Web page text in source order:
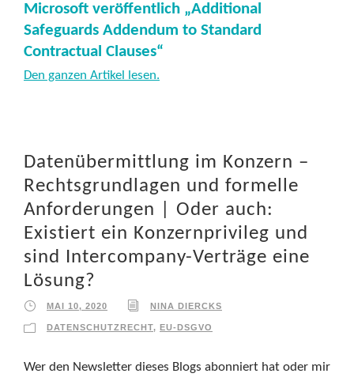
Microsoft veröffentlich „Additional
Safeguards Addendum to Standard
Contractual Clauses“
Den ganzen Artikel lesen.
Datenübermittlung im Konzern –
Rechtsgrundlagen und formelle
Anforderungen | Oder auch:
Existiert ein Konzernprivileg und
sind Intercompany-Verträge eine
Lösung?
MAI 10, 2020 NINA DIERCKS
DATENSCHUTZRECHT, EU-DSGVO
Wer den Newsletter dieses Blogs abonniert hat oder mir